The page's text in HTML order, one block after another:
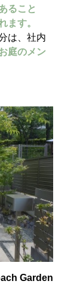
ること
ます。
は、社内
庭のメン
Garden